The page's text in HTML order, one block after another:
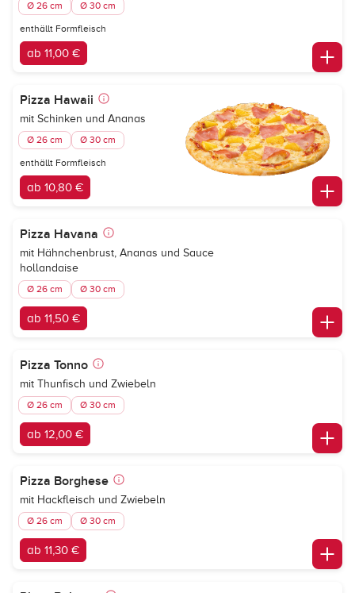
Ø 26 cm Ø 30 cm
enthällt Formfleisch
ab 11,00 €
Pizza Hawaii
mit Schinken und Ananas
Ø 26 cm Ø 30 cm
enthällt Formfleisch
ab 10,80 €
Pizza Havana
mit Hähnchenbrust, Ananas und Sauce
hollandaise
Ø 26 cm Ø 30 cm
ab 11,50 €
Pizza Tonno
mit Thunfisch und Zwiebeln
Ø 26 cm Ø 30 cm
ab 12,00 €
Pizza Borghese
mit Hackfleisch und Zwiebeln
Ø 26 cm Ø 30 cm
ab 11,30 €